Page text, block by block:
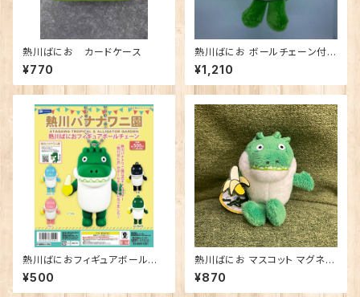
熱川ばにお カードケース
¥770
熱川ばにお ボールチェーン付き
マスコット
¥1,210
熱川ばにおフィギュアボールチ
ェーン ※色はお選び頂けませ
ん。
¥500
熱川ばにお マスコット マグネッ
ト
¥870